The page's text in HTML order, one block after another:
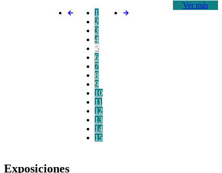
Ver más
1
2
3
4
5
6
7
8
9
10
11
12
13
14
15
Exposiciones